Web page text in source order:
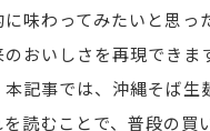
味わってみたいと思
おいしさを再現でき
記事では、沖縄そば
読むことで、普段の